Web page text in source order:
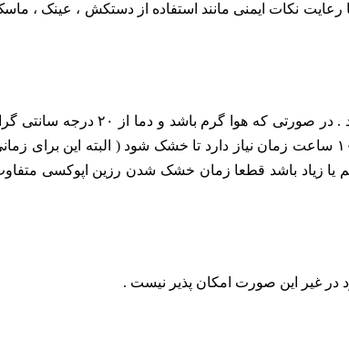
رعایت نکات ایمنی مانند استفاده از دستکش ، عینک ،
با توجه به دمای محیط و شرایط آب و هوایی، این میزان می تواند متفاوت باشد . در صورتی که هوا گرم باشد و دما از ۲۰
کمتر نباشد ، رزین پلی استر نهایتا بین ۱۰ الی ۱۵ دقیقه و رزین اپوکسی حدود ۱۰ ساعت زمان نیاز دارد تا خشک شود ( البته این برای
یا زیاد باشد قطعا زمان خشک شدن رزین اپوکسی
در غیر این صورت امکان پذیر نیست .